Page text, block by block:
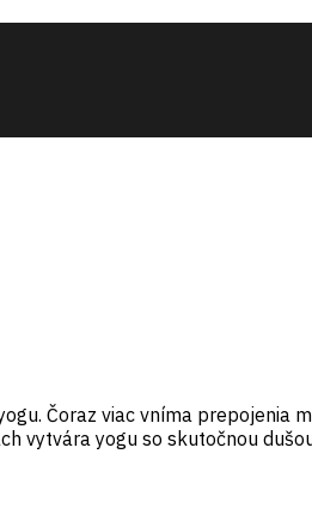
Čoraz viac vníma prepojenia
vytvára yogu so skutočnou